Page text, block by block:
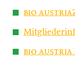
bio austria
bio austria